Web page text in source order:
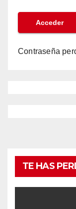
Contraseña
TE HAS